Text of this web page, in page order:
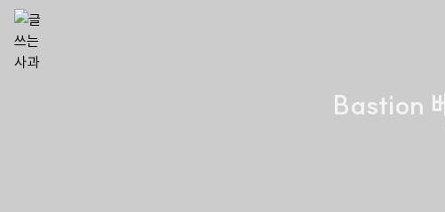
Bastion